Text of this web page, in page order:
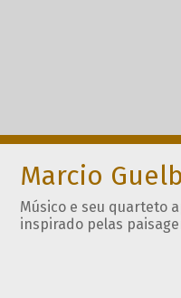
Marcio
Músico e seu quarteto
inspirado pelas